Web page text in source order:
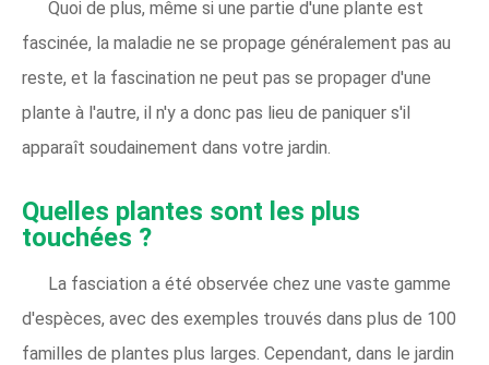
Quoi de plus, même si une partie d'une plante est
fascinée, la maladie ne se propage généralement pas au
reste, et la fascination ne peut pas se propager d'une
plante à l'autre, il n'y a donc pas lieu de paniquer s'il
apparaît soudainement dans votre jardin.
Quelles plantes sont les plus
touchées ?
La fasciation a été observée chez une vaste gamme
d'espèces, avec des exemples trouvés dans plus de 100
familles de plantes plus larges. Cependant, dans le jardin